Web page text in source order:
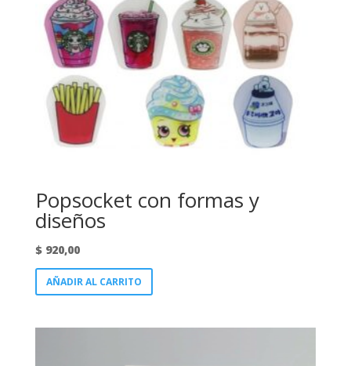
Popsocket con formas y
diseños
$920,00
AÑADIR AL CARRITO